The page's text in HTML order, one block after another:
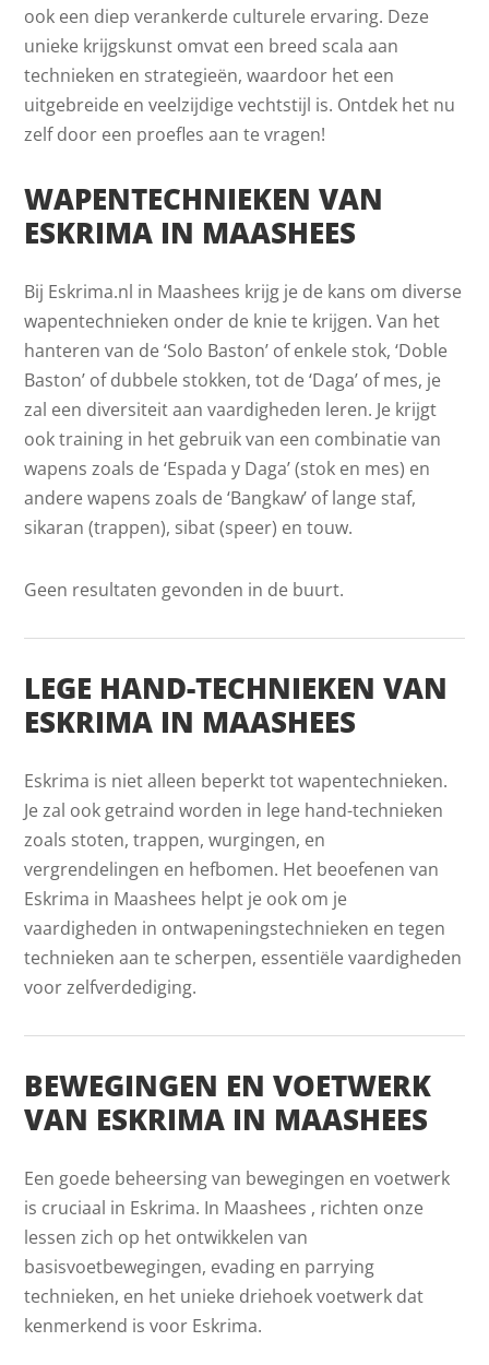
ook een diep verankerde culturele ervaring. Deze
unieke krijgskunst omvat een breed scala aan
technieken en strategieën, waardoor het een
uitgebreide en veelzijdige vechtstijl is. Ontdek het nu
zelf door een proefles aan te vragen!
WAPENTECHNIEKEN VAN
ESKRIMA IN MAASHEES
Bij Eskrima.nl in Maashees krijg je de kans om diverse
wapentechnieken onder de knie te krijgen. Van het
hanteren van de ‘Solo Baston’ of enkele stok, ‘Doble
Baston’ of dubbele stokken, tot de ‘Daga’ of mes, je
zal een diversiteit aan vaardigheden leren. Je krijgt
ook training in het gebruik van een combinatie van
wapens zoals de ‘Espada y Daga’ (stok en mes) en
andere wapens zoals de ‘Bangkaw’ of lange staf,
sikaran (trappen), sibat (speer) en touw.
Geen resultaten gevonden in de buurt.
LEGE HAND-TECHNIEKEN VAN
ESKRIMA IN MAASHEES
Eskrima is niet alleen beperkt tot wapentechnieken.
Je zal ook getraind worden in lege hand-technieken
zoals stoten, trappen, wurgingen, en
vergrendelingen en hefbomen. Het beoefenen van
Eskrima in Maashees helpt je ook om je
vaardigheden in ontwapeningstechnieken en tegen
technieken aan te scherpen, essentiële vaardigheden
voor zelfverdediging.
BEWEGINGEN EN VOETWERK
VAN ESKRIMA IN MAASHEES
Een goede beheersing van bewegingen en voetwerk
is cruciaal in Eskrima. In Maashees , richten onze
lessen zich op het ontwikkelen van
basisvoetbewegingen, evading en parrying
technieken, en het unieke driehoek voetwerk dat
kenmerkend is voor Eskrima.